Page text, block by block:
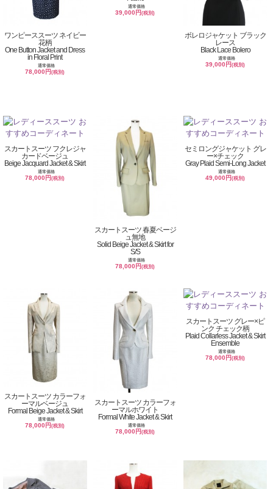
ワンピーススーツ ネイビー
花柄
One Button Jacket and Dress
in Floral Print
通常価格
78,000円(税別)
通常価格
39,000円(税別)
ボレロジャケット ブラック
レース
Black Lace Bolero
通常価格
39,000円(税別)
スカートスーツ フクレジャ
カードベージュ
Beige Jacquard Jacket & Skirt
通常価格
78,000円(税別)
スカートスーツ 春夏ベージ
ュ無地
Solid Beige Jacket & Skirt for
S/S
通常価格
78,000円(税別)
セミロングジャケット グレ
ー×チェック
Gray Plaid Semi-Long Jacket
通常価格
49,000円(税別)
スカートスーツ カラーフォ
ーマルベージュ
Formal Beige Jacket & Skirt
通常価格
78,000円(税別)
スカートスーツ カラーフォ
ーマルホワイト
Formal White Jacket & Skirt
通常価格
78,000円(税別)
スカートスーツ グレー×ピ
ンク チェック柄
Plaid Collarless Jacket & Skirt
Ensemble
通常価格
78,000円(税別)